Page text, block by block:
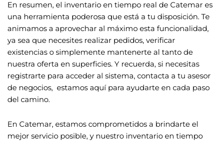
En resumen, el inventario en tiempo real de Catemar es
una herramienta poderosa que está a tu disposición. Te
animamos a aprovechar al máximo esta funcionalidad,
ya sea que necesites realizar pedidos, verificar
existencias o simplemente mantenerte al tanto de
nuestra oferta en superficies. Y recuerda, si necesitas
registrarte para acceder al sistema, contacta a tu asesor
de negocios, estamos aquí para ayudarte en cada paso
del camino.
En Catemar, estamos comprometidos a brindarte el
mejor servicio posible, y nuestro inventario en tiempo